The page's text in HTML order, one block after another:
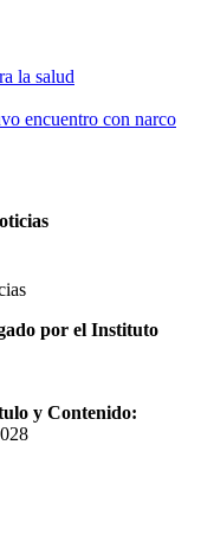
la salud
encuentro con narco
por el Instituto
y Contenido: